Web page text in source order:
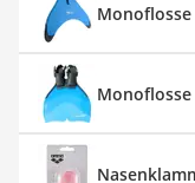
Monoflosse